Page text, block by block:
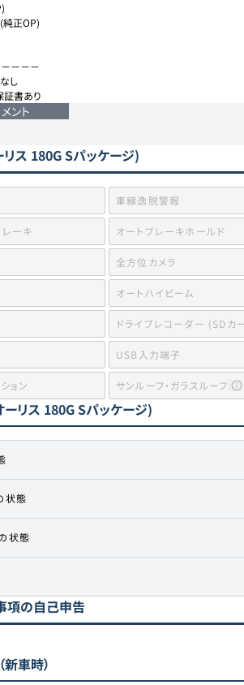
純正OP)
－－－
し
証書あり
ント
リス 180G Sパッケージ)
車線逸脱警報
ーキ オートブレーキホールド
全方位カメラ
オートハイビーム
ドライブレコーダー (SDカ
USB入力端子
ョン サンルーフ・ガラスルーフ
ーリス 180G Sパッケージ)
状態
状態
項の自己申告
車時）